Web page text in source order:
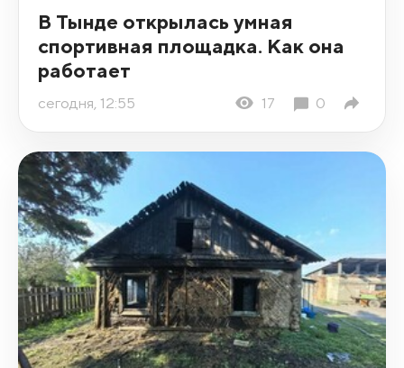
В Тынде открылась умная
спортивная площадка. Как она
работает
сегодня, 12:55 17 0